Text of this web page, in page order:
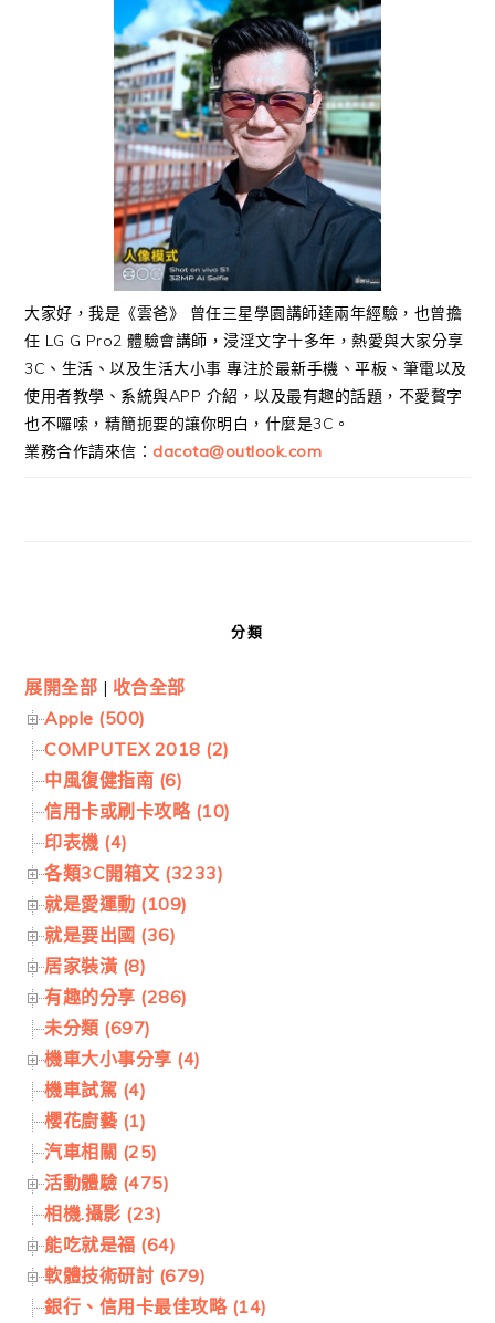
大家好，我是《雲爸》 曾任三星學園講師達兩年經驗，也曾擔
任 LG G Pro2 體驗會講師，浸淫文字十多年，熱愛與大家分享
3C、生活、以及生活大小事 專注於最新手機、平板、筆電以及
使用者教學、系統與APP 介紹，以及最有趣的話題，不愛贅字
也不囉嗦，精簡扼要的讓你明白，什麼是3C。
業務合作請來信： dacota@outlook.com
分類
展開全部 | 收合全部
Apple (500)
COMPUTEX 2018 (2)
中風復健指南 (6)
信用卡或刷卡攻略 (10)
印表機 (4)
各類3C開箱文 (3233)
就是愛運動 (109)
就是要出國 (36)
居家裝潢 (8)
有趣的分享 (286)
未分類 (697)
機車大小事分享 (4)
機車試駕 (4)
櫻花廚藝 (1)
汽車相關 (25)
活動體驗 (475)
相機.攝影 (23)
能吃就是福 (64)
軟體技術研討 (679)
銀行、信用卡最佳攻略 (14)